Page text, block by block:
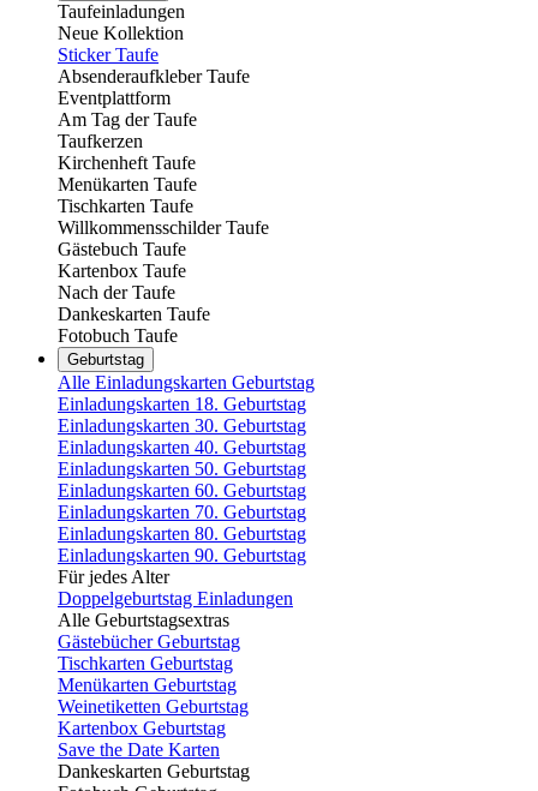
Taufeinladungen
Neue Kollektion
Sticker Taufe
Absenderaufkleber Taufe
Eventplattform
Am Tag der Taufe
Taufkerzen
Kirchenheft Taufe
Menükarten Taufe
Tischkarten Taufe
Willkommensschilder Taufe
Gästebuch Taufe
Kartenbox Taufe
Nach der Taufe
Dankeskarten Taufe
Fotobuch Taufe
Geburtstag
Alle Einladungskarten Geburtstag
Einladungskarten 18. Geburtstag
Einladungskarten 30. Geburtstag
Einladungskarten 40. Geburtstag
Einladungskarten 50. Geburtstag
Einladungskarten 60. Geburtstag
Einladungskarten 70. Geburtstag
Einladungskarten 80. Geburtstag
Einladungskarten 90. Geburtstag
Für jedes Alter
Doppelgeburtstag Einladungen
Alle Geburtstagsextras
Gästebücher Geburtstag
Tischkarten Geburtstag
Menükarten Geburtstag
Weinetiketten Geburtstag
Kartenbox Geburtstag
Save the Date Karten
Dankeskarten Geburtstag